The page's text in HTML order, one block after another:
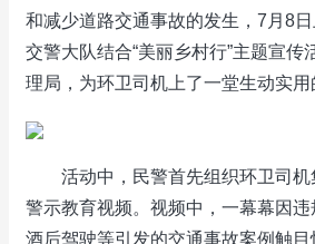
和减少道路交通事故的发生，7月8
交警大队结合“美丽乡村行”主题宣传
理局，为环卫司机上了一堂生动实用
活动中，民警首先组织环卫司机
警示教育视频。视频中，一幕幕因违
酒后驾驶等引发的交通事故案例触